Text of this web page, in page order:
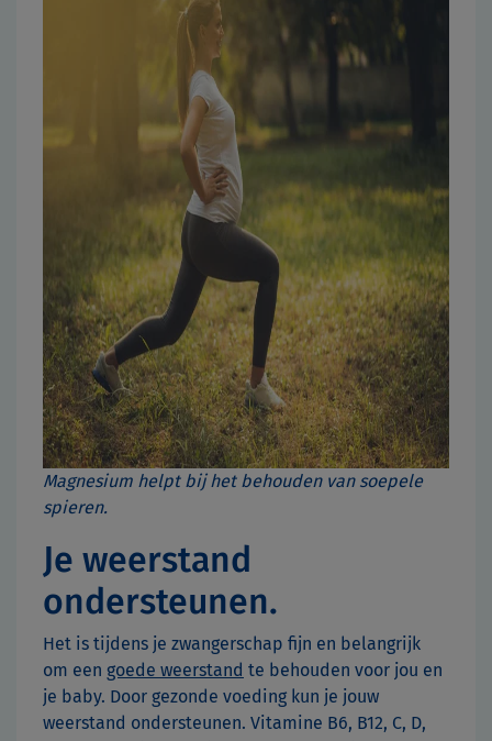
Magnesium helpt bij het behouden van soepele
spieren.
Je weerstand
ondersteunen.
Het is tijdens je zwangerschap fijn en belangrijk
om een goede weerstand te behouden voor jou en
je baby. Door gezonde voeding kun je jouw
weerstand ondersteunen. Vitamine B6, B12, C, D,